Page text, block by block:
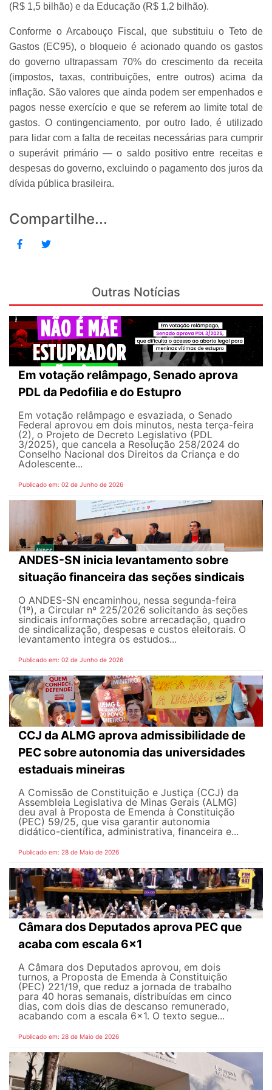
(R$ 1,5 bilhão) e da Educação (R$ 1,2 bilhão).
Conforme o Arcabouço Fiscal, que substituiu o Teto de
Gastos (EC95), o bloqueio é acionado quando os gastos
do governo ultrapassam 70% do crescimento da receita
(impostos, taxas, contribuições, entre outros) acima da
inflação. São valores que ainda podem ser empenhados e
pagos nesse exercício e que se referem ao limite total de
gastos. O contingenciamento, por outro lado, é utilizado
para lidar com a falta de receitas necessárias para cumprir
o superávit primário — o saldo positivo entre receitas e
despesas do governo, excluindo o pagamento dos juros da
dívida pública brasileira.
Compartilhe...
Outras Notícias
Em votação relâmpago, Senado aprova
PDL da Pedofilia e do Estupro
Em votação relâmpago e esvaziada, o Senado
Federal aprovou em dois minutos, nesta terça-feira
(2), o Projeto de Decreto Legislativo (PDL
3/2025), que cancela a Resolução 258/2024 do
Conselho Nacional dos Direitos da Criança e do
Adolescente...
Publicado em: 02 de Junho de 2026
ANDES-SN inicia levantamento sobre
situação financeira das seções sindicais
O ANDES-SN encaminhou, nessa segunda-feira
(1º), a Circular nº 225/2026 solicitando às seções
sindicais informações sobre arrecadação, quadro
de sindicalização, despesas e custos eleitorais. O
levantamento integra os estudos...
Publicado em: 02 de Junho de 2026
CCJ da ALMG aprova admissibilidade de
PEC sobre autonomia das universidades
estaduais mineiras
A Comissão de Constituição e Justiça (CCJ) da
Assembleia Legislativa de Minas Gerais (ALMG)
deu aval à Proposta de Emenda à Constituição
(PEC) 59/25, que visa garantir autonomia
didático-científica, administrativa, financeira e...
Publicado em: 28 de Maio de 2026
Câmara dos Deputados aprova PEC que
acaba com escala 6x1
A Câmara dos Deputados aprovou, em dois
turnos, a Proposta de Emenda à Constituição
(PEC) 221/19, que reduz a jornada de trabalho
para 40 horas semanais, distribuídas em cinco
dias, com dois dias de descanso remunerado,
acabando com a escala 6x1. O texto segue...
Publicado em: 28 de Maio de 2026